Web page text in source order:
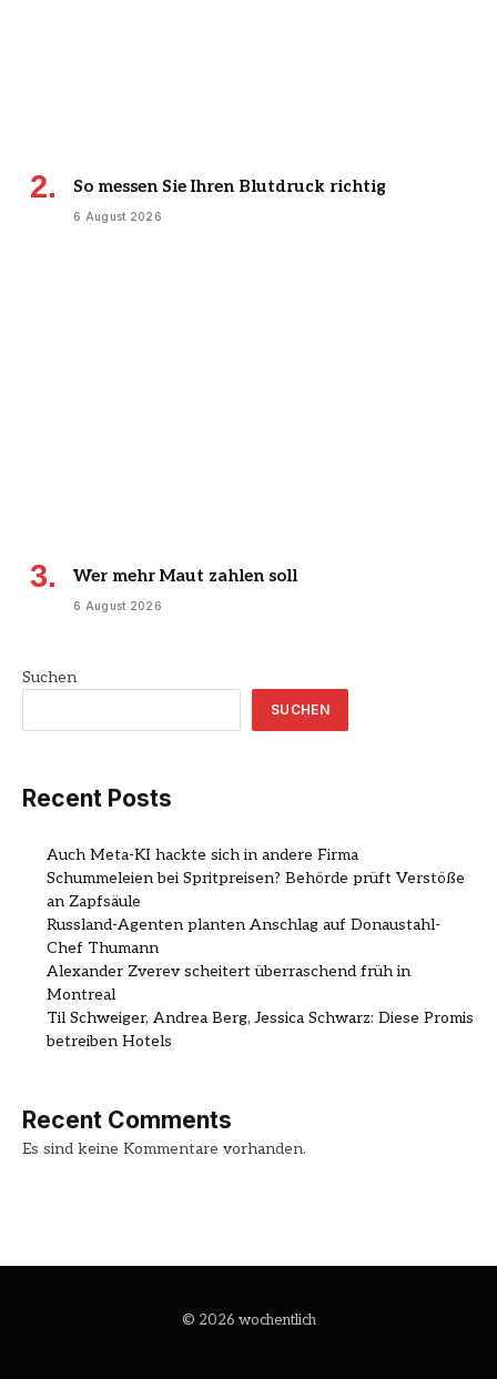
So messen Sie Ihren Blutdruck richtig
6 August 2026
Wer mehr Maut zahlen soll
6 August 2026
Suchen
SUCHEN
Recent Posts
Auch Meta-KI hackte sich in andere Firma
Schummeleien bei Spritpreisen? Behörde prüft Verstöße
an Zapfsäule
Russland-Agenten planten Anschlag auf Donaustahl-
Chef Thumann
Alexander Zverev scheitert überraschend früh in
Montreal
Til Schweiger, Andrea Berg, Jessica Schwarz: Diese Promis
betreiben Hotels
Recent Comments
Es sind keine Kommentare vorhanden.
© 2026 wochentlich